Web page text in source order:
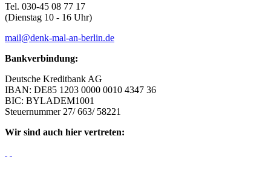
Tel. 030-45 08 77 17
(Dienstag 10 - 16 Uhr)
mail@denk-mal-an-berlin.de
Bankverbindung:
Deutsche Kreditbank AG
IBAN: DE85 1203 0000 0010 4347 36
BIC: BYLADEM1001
Steuernummer 27/ 663/ 58221
Wir sind auch hier vertreten: